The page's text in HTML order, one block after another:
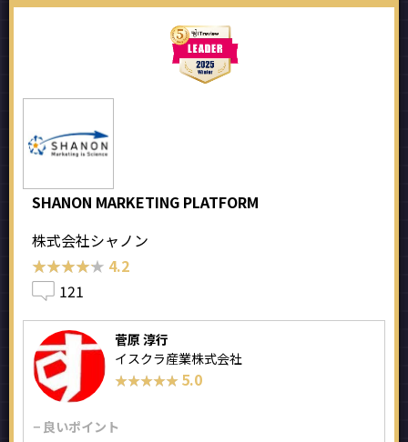
SHANON MARKETING PLATFORM
株式会社シャノン
★★★★★
★★★★★ 4.2
121
菅原 淳行
イスクラ産業株式会社
★★★★★
★★★★★ 5.0
− 良いポイント